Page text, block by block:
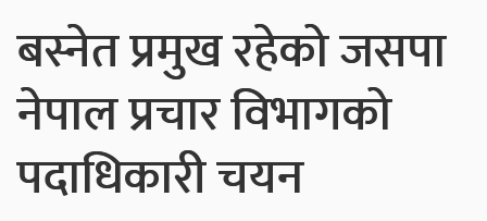
बस्नेत प्रमुख रहेको जसपा
नेपाल प्रचार विभागको
पदाधिकारी चयन